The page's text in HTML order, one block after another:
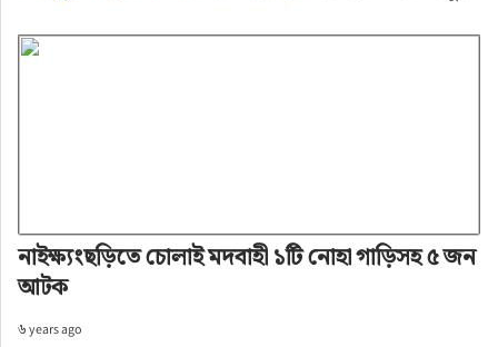
নাইক্ষ্যংছড়িতে চোলাই মদবাহী ১টি নোহা গাড়িসহ ৫ জন
আটক
৬ years ago